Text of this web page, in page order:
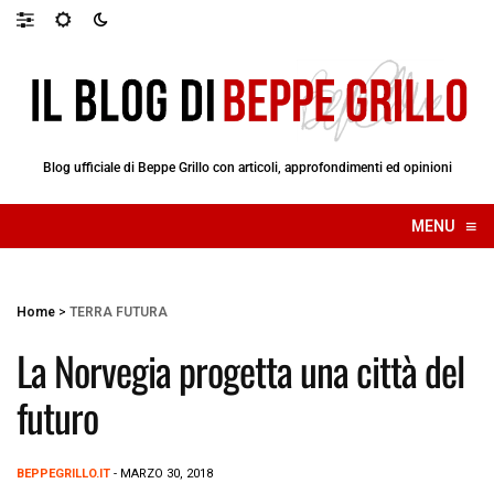
Blog ufficiale di Beppe Grillo con articoli, approfondimenti ed opinioni
MENU ≡
☰
Home > TERRA FUTURA
La Norvegia progetta una città del
futuro
BEPPEGRILLO.IT - MARZO 30, 2018